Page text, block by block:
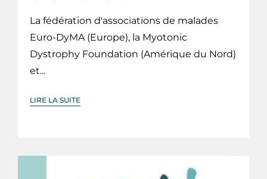
La fédération d'associations de malades
Euro-DyMA (Europe), la Myotonic
Dystrophy Foundation (Amérique du Nord)
et...
LIRE LA SUITE